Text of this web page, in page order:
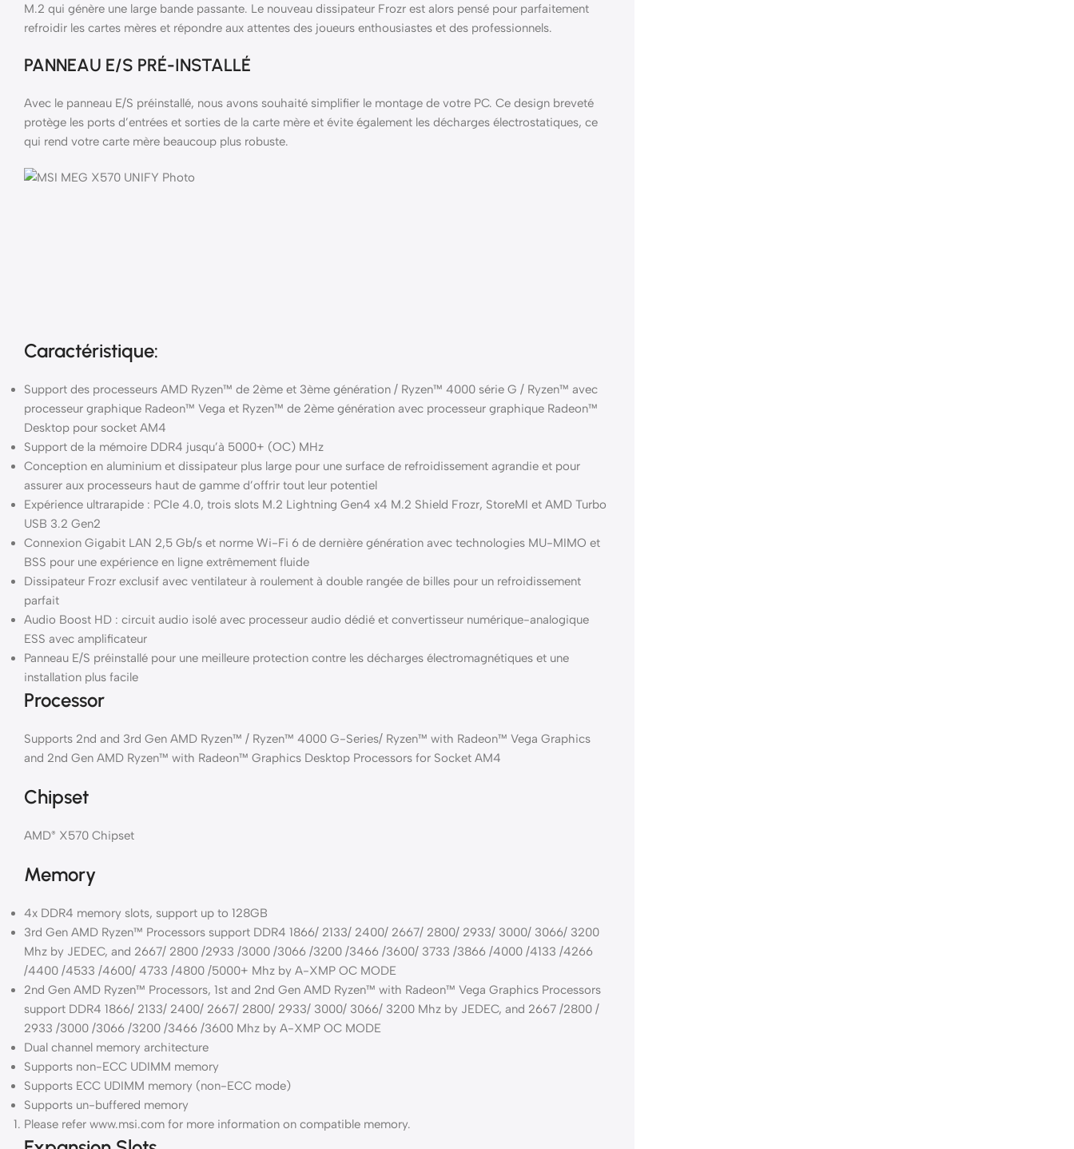
M.2 qui génère une large bande passante. Le nouveau dissipateur Frozr est alors pensé pour parfaitement
refroidir les cartes mères et répondre aux attentes des joueurs enthousiastes et des professionnels.
PANNEAU E/S PRÉ-INSTALLÉ
Avec le panneau E/S préinstallé, nous avons souhaité simplifier le montage de votre PC. Ce design breveté
protège les ports d’entrées et sorties de la carte mère et évite également les décharges électrostatiques, ce
qui rend votre carte mère beaucoup plus robuste.
Caractéristique:
Support des processeurs AMD Ryzen™ de 2ème et 3ème génération / Ryzen™ 4000 série G / Ryzen™ avec
processeur graphique Radeon™ Vega et Ryzen™ de 2ème génération avec processeur graphique Radeon™
Desktop pour socket AM4
Support de la mémoire DDR4 jusqu’à 5000+ (OC) MHz
Conception en aluminium et dissipateur plus large pour une surface de refroidissement agrandie et pour
assurer aux processeurs haut de gamme d’offrir tout leur potentiel
Expérience ultrarapide : PCIe 4.0, trois slots M.2 Lightning Gen4 x4 M.2 Shield Frozr, StoreMI et AMD Turbo
USB 3.2 Gen2
Connexion Gigabit LAN 2,5 Gb/s et norme Wi-Fi 6 de dernière génération avec technologies MU-MIMO et
BSS pour une expérience en ligne extrêmement fluide
Dissipateur Frozr exclusif avec ventilateur à roulement à double rangée de billes pour un refroidissement
parfait
Audio Boost HD : circuit audio isolé avec processeur audio dédié et convertisseur numérique-analogique
ESS avec amplificateur
Panneau E/S préinstallé pour une meilleure protection contre les décharges électromagnétiques et une
installation plus facile
Processor
Supports 2nd and 3rd Gen AMD Ryzen™ / Ryzen™ 4000 G-Series/ Ryzen™ with Radeon™ Vega Graphics
and 2nd Gen AMD Ryzen™ with Radeon™ Graphics Desktop Processors for Socket AM4
Chipset
AMD® X570 Chipset
Memory
4x DDR4 memory slots, support up to 128GB
3rd Gen AMD Ryzen™ Processors support DDR4 1866/ 2133/ 2400/ 2667/ 2800/ 2933/ 3000/ 3066/ 3200
Mhz by JEDEC, and 2667/ 2800 /2933 /3000 /3066 /3200 /3466 /3600/ 3733 /3866 /4000 /4133 /4266
/4400 /4533 /4600/ 4733 /4800 /5000+ Mhz by A-XMP OC MODE
2nd Gen AMD Ryzen™ Processors, 1st and 2nd Gen AMD Ryzen™ with Radeon™ Vega Graphics Processors
support DDR4 1866/ 2133/ 2400/ 2667/ 2800/ 2933/ 3000/ 3066/ 3200 Mhz by JEDEC, and 2667 /2800 /
2933 /3000 /3066 /3200 /3466 /3600 Mhz by A-XMP OC MODE
Dual channel memory architecture
Supports non-ECC UDIMM memory
Supports ECC UDIMM memory (non-ECC mode)
Supports un-buffered memory
Please refer www.msi.com for more information on compatible memory.